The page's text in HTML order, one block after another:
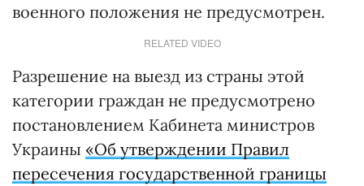
военного положения не предусмотрен.
RELATED VIDEO
Разрешение на выезд из страны этой
категории граждан не предусмотрено
постановлением Кабинета министров
Украины «Об утверждении Правил
пересечения государственной границы